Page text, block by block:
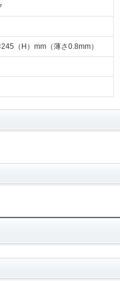
（H）mm（薄さ0.8mm）